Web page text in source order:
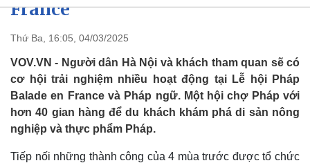
Chính trị
Đảng
Tổ chức nhân sự
Quốc hội
Nhận diện sự thật
Xã hội
Tin 24h
Dự báo thời tiết
Giáo dục
Dấu ấn VOV
Biển đảo
France
Thứ Ba, 16:05, 04/03/2025
VOV.VN - Người dân Hà Nội và khách tham quan sẽ có
cơ hội trải nghiệm nhiều hoạt động tại Lễ hội Pháp
Balade en France và Pháp ngữ. Một hội chợ Pháp với
hơn 40 gian hàng để du khách khám phá di sản nông
nghiệp và thực phẩm Pháp.
Tiếp nối những thành công của 4 mùa trước được tổ chức